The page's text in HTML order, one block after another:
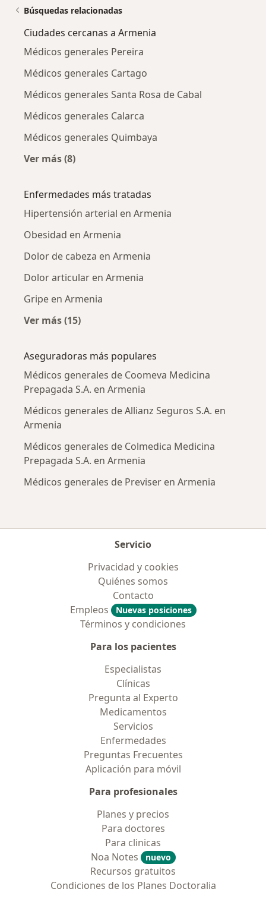
Búsquedas relacionadas
Ciudades cercanas a Armenia
Médicos generales Pereira
Médicos generales Cartago
Médicos generales Santa Rosa de Cabal
Médicos generales Calarca
Médicos generales Quimbaya
Ver más (8)
Enfermedades más tratadas
Hipertensión arterial en Armenia
Obesidad en Armenia
Dolor de cabeza en Armenia
Dolor articular en Armenia
Gripe en Armenia
Ver más (15)
Aseguradoras más populares
Médicos generales de Coomeva Medicina
Prepagada S.A. en Armenia
Médicos generales de Allianz Seguros S.A. en
Armenia
Médicos generales de Colmedica Medicina
Prepagada S.A. en Armenia
Médicos generales de Previser en Armenia
Servicio
Privacidad y cookies
Quiénes somos
Contacto
Empleos
Nuevas posiciones
Términos y condiciones
Para los pacientes
Especialistas
Clínicas
Pregunta al Experto
Medicamentos
Servicios
Enfermedades
Preguntas Frecuentes
Aplicación para móvil
Para profesionales
Planes y precios
Para doctores
Para clinicas
Noa Notes
nuevo
Recursos gratuitos
Condiciones de los Planes Doctoralia